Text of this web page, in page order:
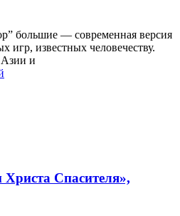
большие — современная версия
игр, известных человечеству.
и
Спасителя»,